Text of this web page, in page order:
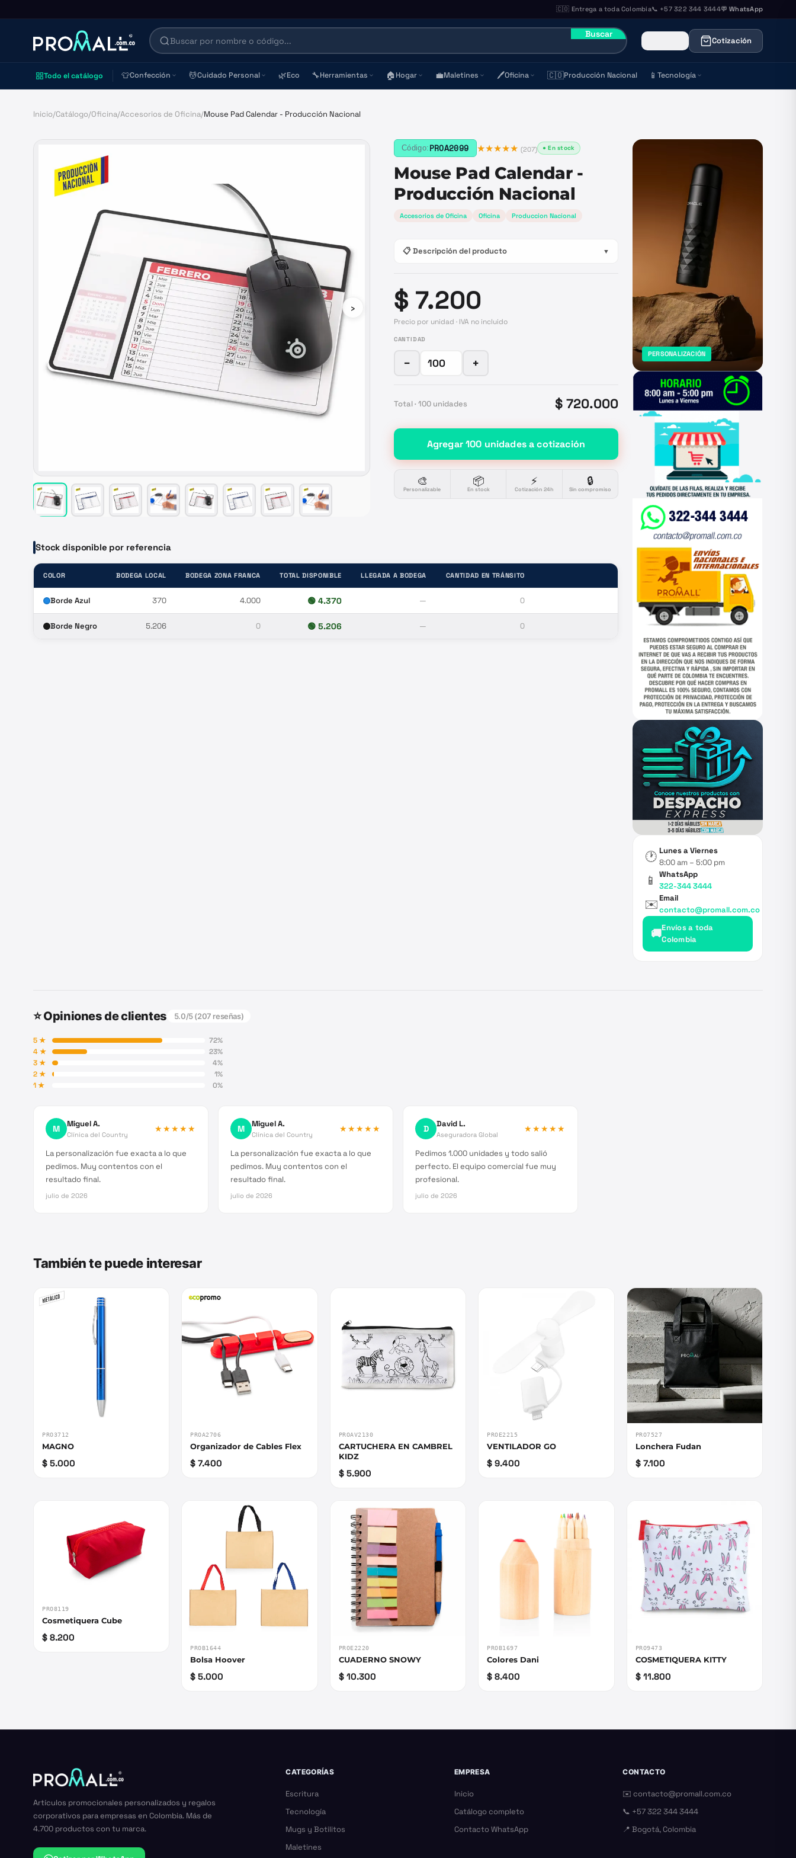
🇨🇴 Entrega a toda Colombia📞 +57 322 344 3444💬 WhatsApp
Buscar
Cotización
Todo el catálogo 👕Confección 💆Cuidado Personal 🌿Eco 🔧Herramientas 🏠Hogar 💼Maletines 🖊️Oficina 🇨🇴Producción Nacional 📱 Tecnología
Inicio/Catálogo/Oficina/Accesorios de Oficina/Mouse Pad Calendar - Producción Nacional
›
Código: PROA2099 ★★★★★ (207) ● En stock
Mouse Pad Calendar -
Producción Nacional
Accesorios de Oficina Oficina Produccion Nacional
📋 Descripción del producto ▼
$ 7.200
Precio por unidad · IVA no incluido
CANTIDAD
− +
Total · 100 unidades $ 720.000
Agregar100 unidadesa cotización
🎨
Personalizable
📦
En stock
⚡
Cotización 24h
🔒
Sin compromiso
Stock disponible por referencia
COLOR BODEGA LOCAL BODEGA ZONA FRANCA TOTAL DISPONIBLE LLEGADA A BODEGA CANTIDAD EN TRÁNSITO ESTADO
Borde Azul 370 4.000 🟢 4.370 — 0 —
Borde Negro 5.206 0 🟢 5.206 — 0 —
PERSONALIZACIÓN
🕐 Lunes a Viernes
8:00 am – 5:00 pm
📱
WhatsApp
322-344 3444
✉️Email
contacto@promall.com.co
🚚Envíos a toda
Colombia
⭐ Opiniones de clientes 5.0/5 (207 reseñas)
5★ 72%
4★ 23%
3★ 4%
2★ 1%
1★ 0%
M Miguel A.
Clínica del Country
★★★★★
La personalización fue exacta a lo que
pedimos. Muy contentos con el
resultado final.
julio de 2026
M Miguel A.
Clínica del Country
★★★★★
La personalización fue exacta a lo que
pedimos. Muy contentos con el
resultado final.
julio de 2026
D David L.
Aseguradora Global
★★★★★
Pedimos 1.000 unidades y todo salió
perfecto. El equipo comercial fue muy
profesional.
julio de 2026
También te puede interesar
PRO3712
MAGNO
$ 5.000
PROA2706
Organizador de Cables Flex
$ 7.400
PROAV2130
CARTUCHERA EN CAMBREL
KIDZ
$ 5.900
PROE2215
VENTILADOR GO
$ 9.400
PRO7527
Lonchera Fudan
$ 7.100
PRO8119
Cosmetiquera Cube
$ 8.200
PROB1644
Bolsa Hoover
$ 5.000
PROE2220
CUADERNO SNOWY
$ 10.300
PROB1697
Colores Dani
$ 8.400
PRO9473
COSMETIQUERA KITTY
$ 11.800
Artículos promocionales personalizados y regalos
corporativos para empresas en Colombia. Más de
4.700 productos con tu marca.
CATEGORÍAS
Escritura
Tecnología
Mugs y Botilitos
Maletines
EMPRESA
Inicio
Catálogo completo
Contacto WhatsApp
CONTACTO
✉️contacto@promall.com.co
📞 +57 322 344 3444
📍 Bogotá, Colombia